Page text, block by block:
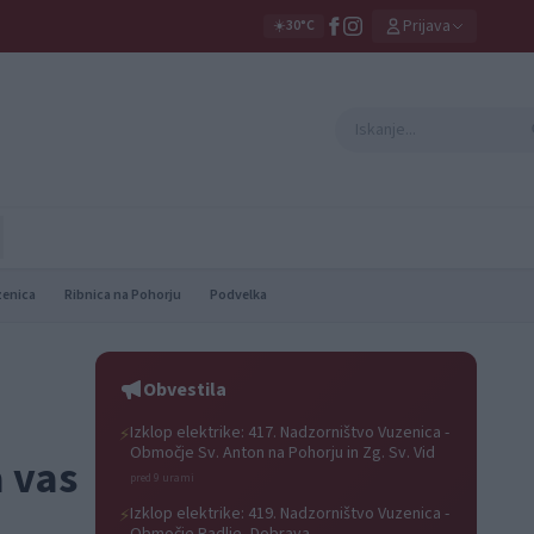
☀️30°C Prijava
Ribnica na Pohorju Podvelka
Obvestila
⚡Izklop elektrike: 417. Nadzorništvo Vuzenica -
Območje Sv. Anton na Pohorju in Zg. Sv. Vid
pred 9 urami
⚡Izklop elektrike: 419. Nadzorništvo Vuzenica -